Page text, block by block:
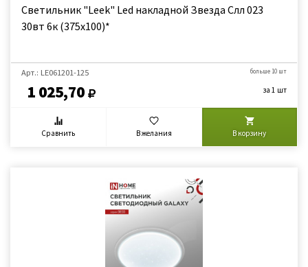
Светильник "Leek" Led накладной Звезда Слл 023
30вт 6к (375х100)*
Арт.: LE061201-125
1 025,70
больше 10 шт
за 1 шт
Сравнить В желания В корзину